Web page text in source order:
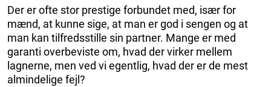
Der er ofte stor prestige forbundet med, især for
mænd, at kunne sige, at man er god i sengen og at
man kan tilfredsstille sin partner. Mange er med
garanti overbeviste om, hvad der virker mellem
lagnerne, men ved vi egentlig, hvad der er de mest
almindelige fejl?